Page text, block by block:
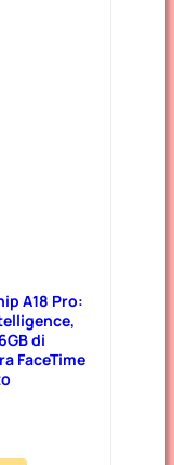
A18 Pro:
di
FaceTime